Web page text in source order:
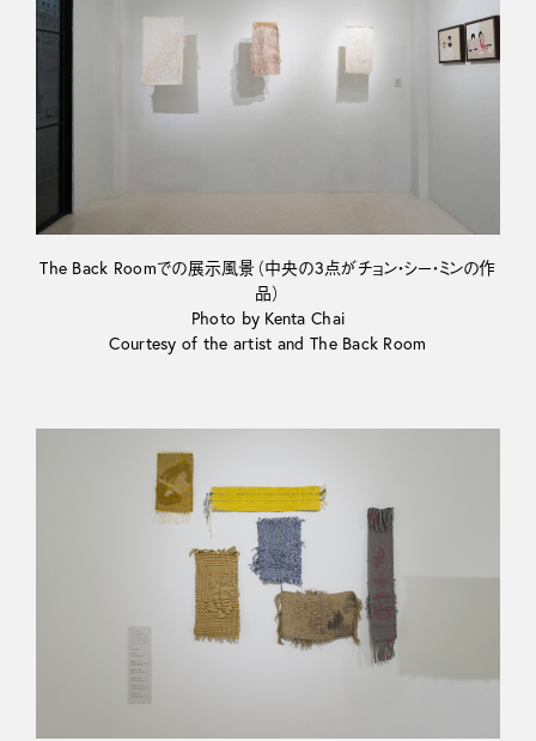
The Back Roomでの展示風景（中央の3点がチョン・シー・ミンの作
品）
Photo by Kenta Chai
Courtesy of the artist and The Back Room